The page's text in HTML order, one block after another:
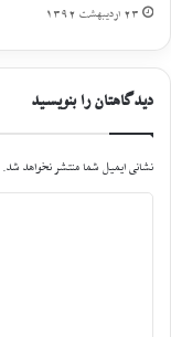
23 اردیبهشت 1392
دیدگاهتان را بنویسید
نشانی ایمیل شما منتشر نخواهد شد.